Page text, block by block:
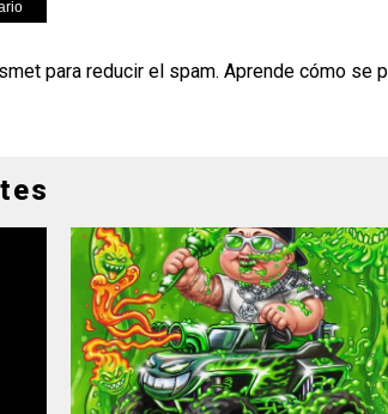
para reducir el spam. Aprende cómo se